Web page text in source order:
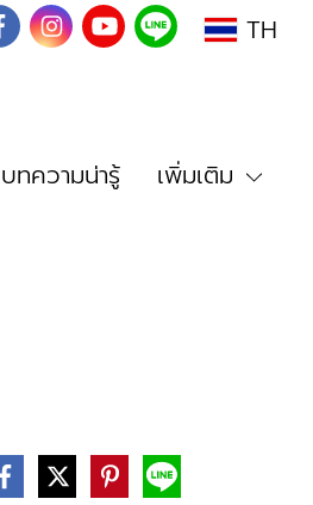
TH
บทความน่ารู้ เพิ่มเติม